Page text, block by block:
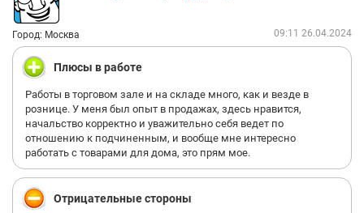
Город: Москва 09:11 26.04.2024
Плюсы в работе
Работы в торговом зале и на складе много, как и везде в
рознице. У меня был опыт в продажах, здесь нравится,
начальство корректно и уважительно себя ведет по
отношению к подчиненным, и вообще мне интересно
работать с товарами для дома, это прям мое.
Отрицательные стороны